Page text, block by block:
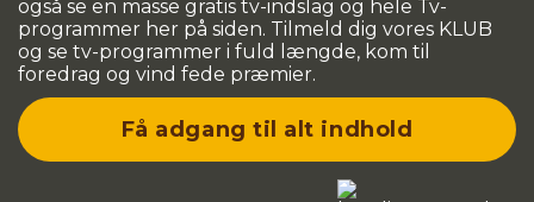
også se en masse gratis tv-indslag og hele Tv-
programmer her på siden. Tilmeld dig vores KLUB
og se tv-programmer i fuld længde, kom til
foredrag og vind fede præmier.
Få adgang til alt indhold